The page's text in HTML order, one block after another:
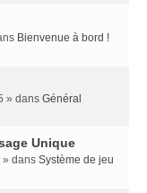
Bienvenue à bord !
» dans Général
Unique
» dans Système de jeu